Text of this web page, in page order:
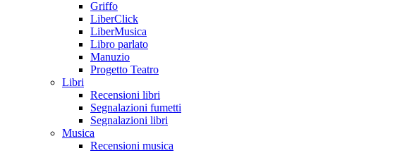
Griffo
LiberClick
LiberMusica
Libro parlato
Manuzio
Progetto Teatro
Libri
Recensioni libri
Segnalazioni fumetti
Segnalazioni libri
Musica
Recensioni musica